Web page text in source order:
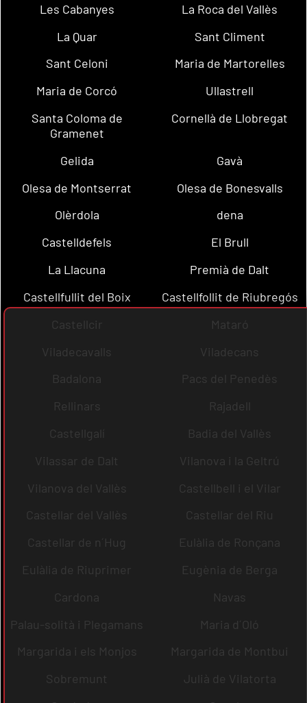
Les Cabanyes
La Roca del Vallès
La Quar
Sant Climent
Sant Celoni
Maria de Martorelles
Maria de Corcó
Ullastrell
Santa Coloma de
Gramenet
Cornellà de Llobregat
Gelida
Gavà
Olesa de Montserrat
Olesa de Bonesvalls
Olèrdola
dena
Castelldefels
El Brull
La Llacuna
Premià de Dalt
Castellfullit del Boix
Castellfollit de Riubregós
Castellcir
Mataró
Viladecavalls
Viladecans
Badalona
Pacs del Penedès
Rellinars
Rajadell
Castellgalí
Badia del Vallès
Vilassar de Dalt
Vilanova i la Geltrú
Vilanova del Vallès
Castellbell i el Vilar
Castellar del Vallès
Castellar del Riu
Castellar de n´Hug
Eulàlia de Ronçana
Eulàlia de Riuprimer
Eugènia de Berga
Cardona
Navas
Palau-solità i Plegamans
Maria d´Oló
Margarida i els Monjos
Margarida de Montbui
Sobremunt
Julià de Vilatorta